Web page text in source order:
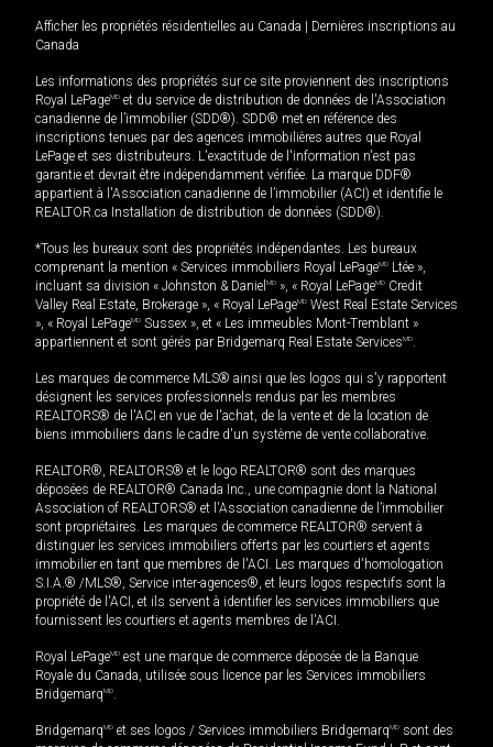
Afficher les propriétés résidentielles au Canada
Dernières inscriptions au
Canada
Les informations des propriétés sur ce site proviennent des inscriptions
Royal LePageMD et du service de distribution de données de l'Association
canadienne de l’immobilier (SDD®). SDD® met en référence des
inscriptions tenues par des agences immobilières autres que Royal
LePage et ses distributeurs. L'exactitude de l'information n'est pas
garantie et devrait être indépendamment vérifiée. La marque DDF®
appartient à l'Association canadienne de l’immobilier (ACI) et identifie le
REALTOR.ca Installation de distribution de données (SDD®).
*Tous les bureaux sont des propriétés indépendantes. Les bureaux
comprenant la mention « Services immobiliers Royal LePageMD Ltée »,
incluant sa division « Johnston & Daniel MD », « Royal LePageMD Credit
Valley Real Estate, Brokerage », « Royal LePageMD West Real Estate Services
», « Royal LePageMD Sussex », et « Les immeubles Mont-Tremblant »
appartiennent et sont gérés par Bridgemarq Real Estate ServicesMD.
Les marques de commerce MLS® ainsi que les logos qui s'y rapportent
désignent les services professionnels rendus par les membres
REALTORS® de l'ACI en vue de l'achat, de la vente et de la location de
biens immobiliers dans le cadre d'un système de vente collaborative.
REALTOR®, REALTORS® et le logo REALTOR® sont des marques
déposées de REALTOR® Canada Inc., une compagnie dont la National
Association of REALTORS® et l'Association canadienne de l’immobilier
sont propriétaires. Les marques de commerce REALTOR® servent à
distinguer les services immobiliers offerts par les courtiers et agents
immobilier en tant que membres de l'ACI. Les marques d'homologation
S.I.A.® /MLS®, Service inter-agences®, et leurs logos respectifs sont la
propriété de l'ACI, et ils servent à identifier les services immobiliers que
fournissent les courtiers et agents membres de l'ACI.
Royal LePageMD est une marque de commerce déposée de la Banque
Royale du Canada, utilisée sous licence par les Services immobiliers
BridgemarqMD.
BridgemarqMD et ses logos / Services immobiliers BridgemarqMD sont des